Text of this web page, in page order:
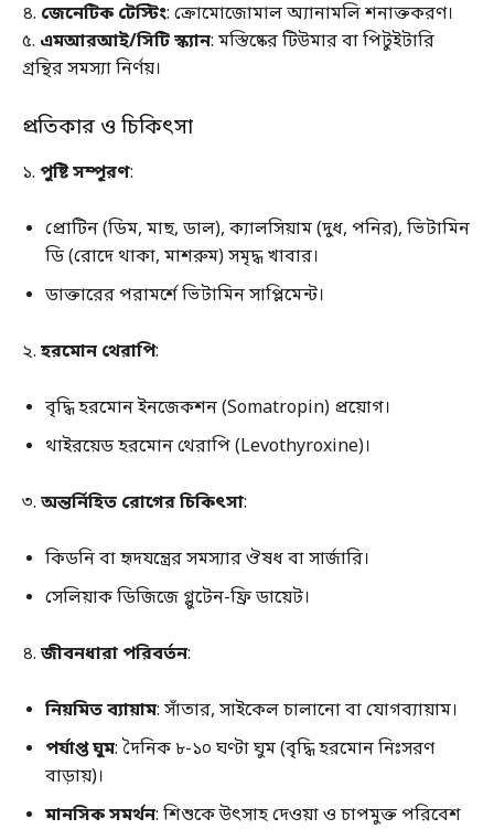
৪. জেনেটিক টেস্টিং: ক্রোমোজোমাল অ্যানামলি শনাক্তকরণ।
৫. এমআরআই/সিটি স্ক্যান: মস্তিষ্কের টিউমার বা পিটুইটারি
গ্রন্থির সমস্যা নির্ণয়।
প্রতিকার ও চিকিৎসা
১. পুষ্টি সম্পূরণ:
প্রোটিন (ডিম, মাছ, ডাল), ক্যালসিয়াম (দুধ, পনির), ভিটামিন
ডি (রোদে থাকা, মাশরুম) সমৃদ্ধ খাবার।
ডাক্তারের পরামর্শে ভিটামিন সাপ্লিমেন্ট।
২. হরমোন থেরাপি:
বৃদ্ধি হরমোন ইনজেকশন (Somatropin) প্রয়োগ।
থাইরয়েড হরমোন থেরাপি (Levothyroxine)।
৩. অন্তর্নিহিত রোগের চিকিৎসা:
কিডনি বা হৃদযন্ত্রের সমস্যার ঔষধ বা সার্জারি।
সেলিয়াক ডিজিজে গ্লুটেন-ফ্রি ডায়েট।
৪. জীবনধারা পরিবর্তন:
নিয়মিত ব্যায়াম: সাঁতার, সাইকেল চালানো বা যোগব্যায়াম।
পর্যাপ্ত ঘুম: দৈনিক ৮-১০ ঘণ্টা ঘুম (বৃদ্ধি হরমোন নিঃসরণ
বাড়ায়)।
মানসিক সমর্থন: শিশুকে উৎসাহ দেওয়া ও চাপমুক্ত পরিবেশ